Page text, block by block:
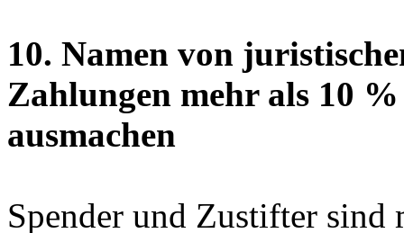
10. Namen von
Zahlungen mehr als 10
ausmachen
Spender und Zustifter sind